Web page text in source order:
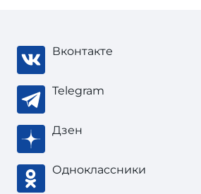
Вконтакте
Telegram
Дзен
Одноклассники